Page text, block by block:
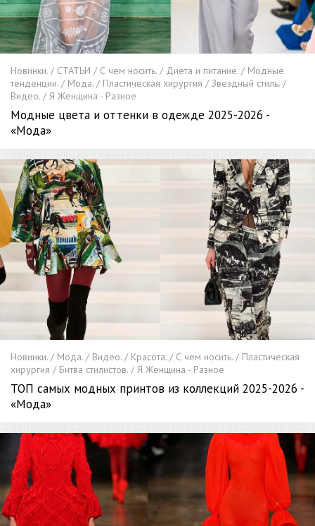
Новинки. / СТАТЬИ / С чем носить. / Диета и питание. / Модные
тенденции. / Мода. / Пластическая хирургия / Звездный стиль. /
Видео. / Я Женщина - Разное
Модные цвета и оттенки в одежде 2025-2026 -
«Мода»
Новинки. / Мода. / Видео. / Красота. / С чем носить. / Пластическая
хирургия / Битва стилистов. / Я Женщина - Разное
ТОП самых модных принтов из коллекций 2025-2026 -
«Мода»